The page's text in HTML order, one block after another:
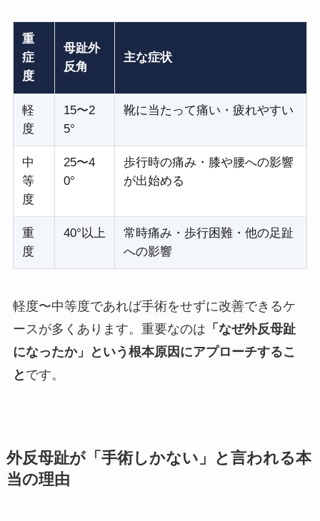
重
症
度
母趾外
反角
主な症状
軽
度
15〜2
5°
靴に当たって痛い・疲れやすい
中
等
度
25〜4
0°
歩行時の痛み・膝や腰への影響
が出始める
重
度
40°以上
常時痛み・歩行困難・他の足趾
への影響
軽度〜中等度であれば手術をせずに改善できるケ
ースが多くあります。重要なのは 「なぜ外反母趾
になったか」という根本原因にアプローチするこ
と です。
外反母趾が「手術しかない」と言われる本
当の理由